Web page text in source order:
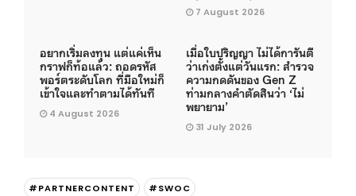
7 August 2026
อยากเริ่มลงทุน แต่แค่เห็น
กราฟก็ท้อแล้ว: ถอดรหัส
พอร์ตระดับโลก ที่มือใหม่ก็
เข้าใจและทำตามได้ทันที
4 August 2026
เมื่อใบปริญญา ไม่ได้การันตี
ว่าเก่งตั้งแต่วันแรก: สำรวจ
ความกดดันของ Gen Z
ท่ามกลางคำตัดสินว่า ‘ไม่
พยายาม’
31 July 2026
#PARTNERCONTENT
#SWOC